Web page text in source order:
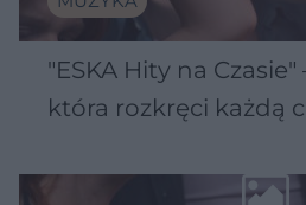
"ESKA Hity na Czasie"
która rozkręci każdą